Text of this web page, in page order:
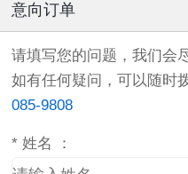
意向订单
请填写您的问题，我们会
如有任何疑问，可以随时
085-9808
* 姓名 ：